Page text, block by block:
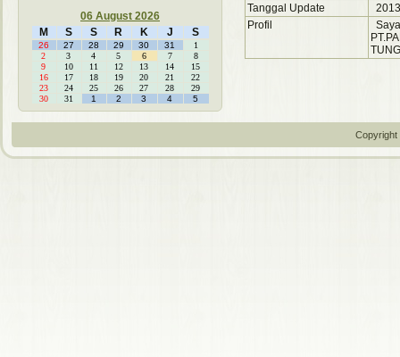
06 August 2026
M
S S R K J S
26 27 28 29 30 31
1
2
3 4 5 6 7
8
9
10 11 12 13 14
15
16
17 18 19 20 21
22
23
24 25 26 27 28
29
30
31 1 2 3 4 5
Tanggal Update
Profil